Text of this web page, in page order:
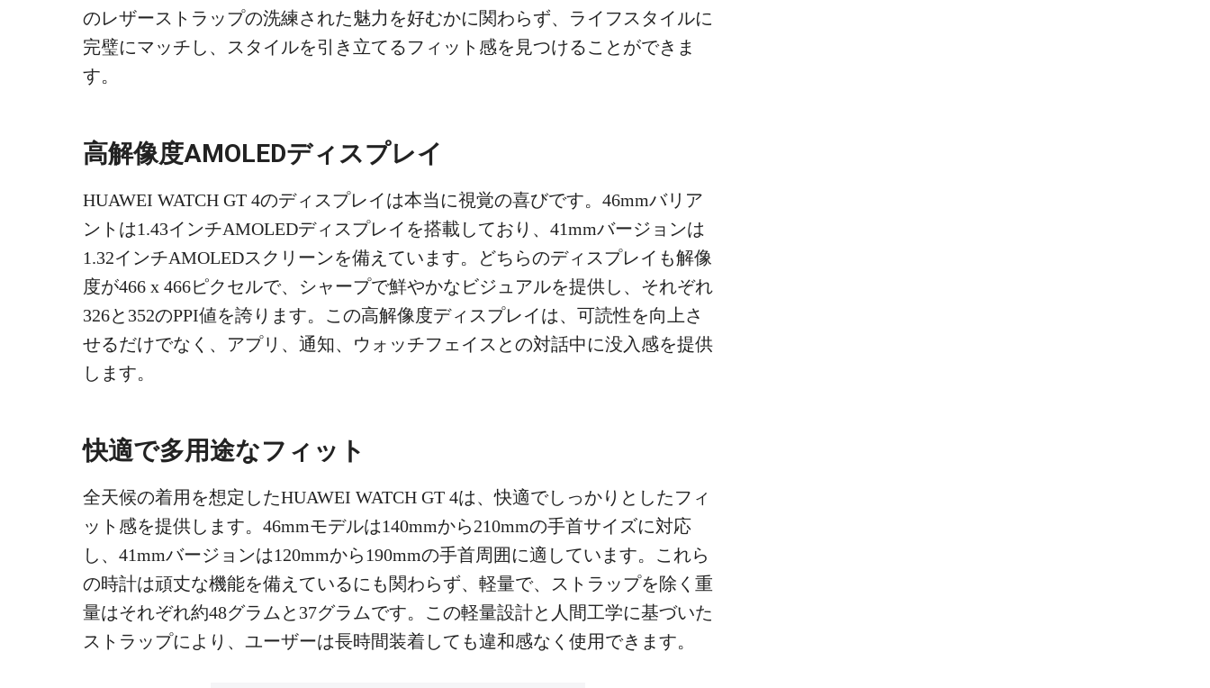
のレザーストラップの洗練された魅力を好むかに関わらず、ライフスタイルに
完璧にマッチし、スタイルを引き立てるフィット感を見つけることができま
す。
高解像度AMOLEDディスプレイ
HUAWEI WATCH GT 4のディスプレイは本当に視覚の喜びです。46mmバリア
ントは1.43インチAMOLEDディスプレイを搭載しており、41mmバージョンは
1.32インチAMOLEDスクリーンを備えています。どちらのディスプレイも解像
度が466 x 466ピクセルで、シャープで鮮やかなビジュアルを提供し、それぞれ
326と352のPPI値を誇ります。この高解像度ディスプレイは、可読性を向上さ
せるだけでなく、アプリ、通知、ウォッチフェイスとの対話中に没入感を提供
します。
快適で多用途なフィット
全天候の着用を想定したHUAWEI WATCH GT 4は、快適でしっかりとしたフィ
ット感を提供します。46mmモデルは140mmから210mmの手首サイズに対応
し、41mmバージョンは120mmから190mmの手首周囲に適しています。これら
の時計は頑丈な機能を備えているにも関わらず、軽量で、ストラップを除く重
量はそれぞれ約48グラムと37グラムです。この軽量設計と人間工学に基づいた
ストラップにより、ユーザーは長時間装着しても違和感なく使用できます。